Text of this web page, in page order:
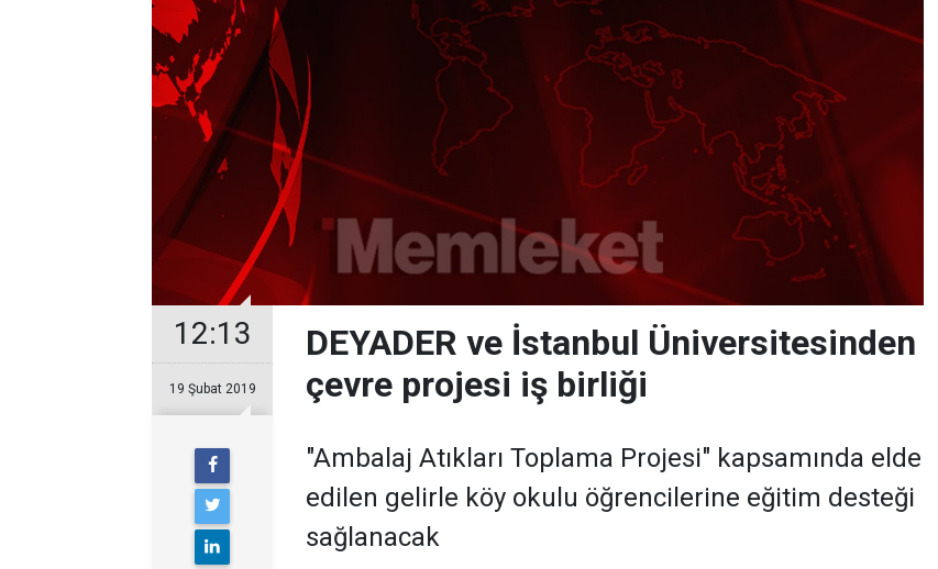
12:13
19 Şubat 2019
DEYADER ve İstanbul Üniversitesinden
çevre projesi iş birliği
"Ambalaj Atıkları Toplama Projesi" kapsamında elde
edilen gelirle köy okulu öğrencilerine eğitim desteği
sağlanacak